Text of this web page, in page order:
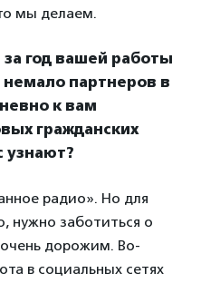
мы делаем.
год вашей работы
партнеров в
к вам
гражданских
узнают?
радио». Но для
нужно заботиться о
дорожим. Во-
в социальных сетях